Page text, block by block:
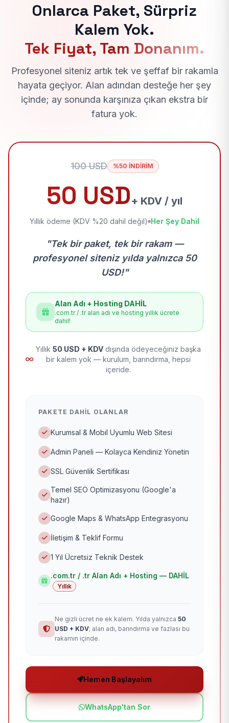
Onlarca Paket, Sürpriz
Kalem Yok.
Tek Fiyat, Tam Donanım.
Profesyonel siteniz artık tek ve şeffaf bir rakamla
hayata geçiyor. Alan adından desteğe her şey
içinde; ay sonunda karşınıza çıkan ekstra bir
fatura yok.
100 USD %50 İNDİRİM
50 USD+ KDV / yıl
Yıllık ödeme (KDV %20 dahil değil) Her Şey Dahil
"Tek bir paket, tek bir rakam —
profesyonel siteniz yılda yalnızca 50
USD!"
Alan Adı + Hosting DAHİL
.com.tr / .tr alan adı ve hosting yıllık ücrete
dahil!
Yıllık 50 USD + KDV dışında ödeyeceğiniz başka
bir kalem yok — kurulum, barındırma, hepsi
içeride.
PAKETE DAHIL OLANLAR
Kurumsal & Mobil Uyumlu Web Sitesi
Admin Paneli — Kolayca Kendiniz Yönetin
SSL Güvenlik Sertifikası
Temel SEO Optimizasyonu (Google'a
hazır)
Google Maps & WhatsApp Entegrasyonu
İletişim & Teklif Formu
1 Yıl Ücretsiz Teknik Destek
.com.tr / .tr Alan Adı + Hosting — DAHİL
Yıllık
Ne gizli ücret ne ek kalem. Yılda yalnızca 50
USD + KDV; alan adı, barındırma ve fazlası bu
rakamın içinde.
Hemen Başlayalım
WhatsApp'tan Sor